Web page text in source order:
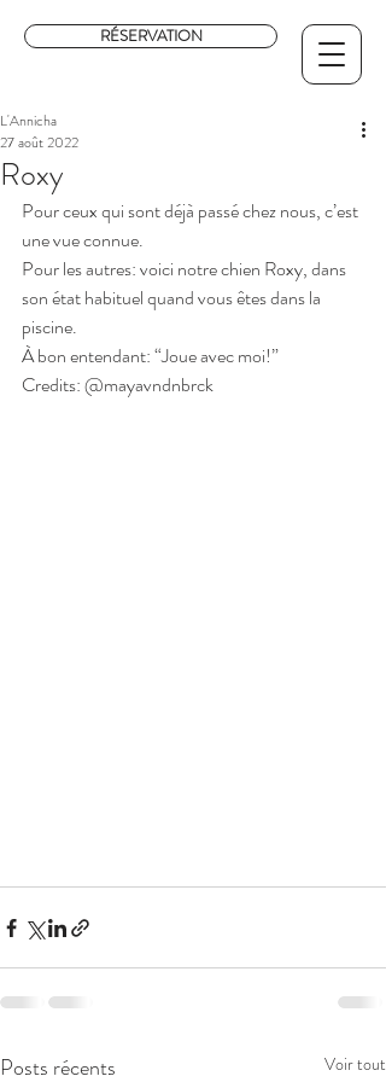
RÉSERVATION
Roxy
L'Annicha
27 août 2022
Pour ceux qui sont déjà passé chez nous, c’est
une vue connue.
Pour les autres: voici notre chien Roxy, dans
son état habituel quand vous êtes dans la
piscine.
À bon entendant: “Joue avec moi!”
Credits: @mayavndnbrck
Posts récents Voir tout